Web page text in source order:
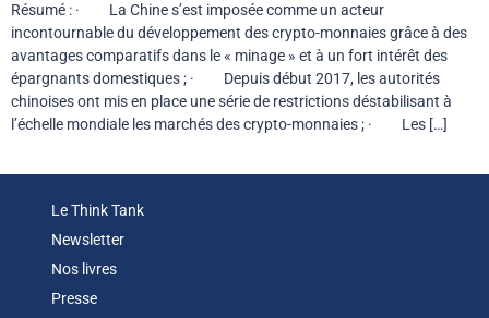
Résumé : · La Chine s’est imposée comme un acteur
incontournable du développement des crypto-monnaies grâce à des
avantages comparatifs dans le « minage » et à un fort intérêt des
épargnants domestiques ; · Depuis début 2017, les autorités
chinoises ont mis en place une série de restrictions déstabilisant à
l’échelle mondiale les marchés des crypto-monnaies ; · Les […]
Le Think Tank
Newsletter
Nos livres
Presse